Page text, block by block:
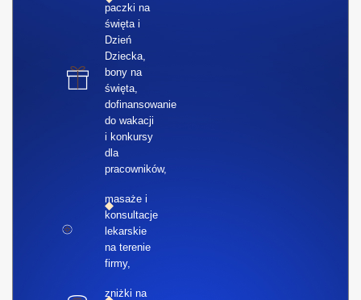
paczki na
święta i
Dzień
Dziecka,
bony na
święta,
dofinansowanie
do wakacji
i konkursy
dla
pracowników,
masaże i
konsultacje
lekarskie
na terenie
firmy,
zniżki na